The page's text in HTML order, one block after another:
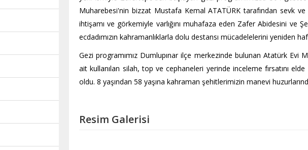
Muharebesi'nin bizzat Mustafa Kemal ATATÜRK tarafından sevk
ihtişamı ve görkemiyle varlığını muhafaza eden Zafer Abidesini ve
ecdadımızın kahramanlıklarla dolu destansı mücadelelerini yeniden
Gezi programımız Dumlupınar ilçe merkezinde bulunan Atatürk
ait kullanılan silah, top ve cephaneleri yerinde inceleme fırsatını
oldu. 8 yaşından 58 yaşına kahraman şehitlerimizin manevi
Resim Galerisi